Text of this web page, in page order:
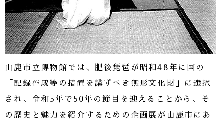
山鹿市立博物館では、肥後琵琶が昭和48年に国の
「記録作成等の措置を講ずべき無形文化財」に選択
され、令和5年で50年の節目を迎えることから、そ
の歴史と魅力を紹介するための企画展が山鹿市にあ